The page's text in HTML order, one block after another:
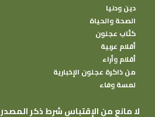
دين ودنيا
الصحة والحياة
كتًاب عجلون
أقلام عربية
أقلام وأراء
من ذاكرة عجلون الإخبارية
لمسة وفاء
( وكالة عجلون الإخبارية ) لا مانع من الإقتباس شرط ذكر المصدر